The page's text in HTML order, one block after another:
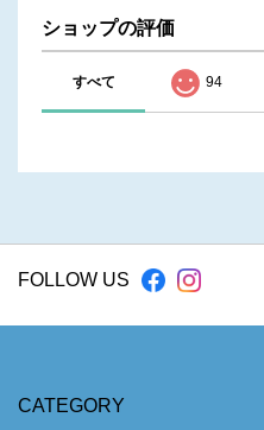
ショップの評価
すべて 94
FOLLOW US
CATEGORY